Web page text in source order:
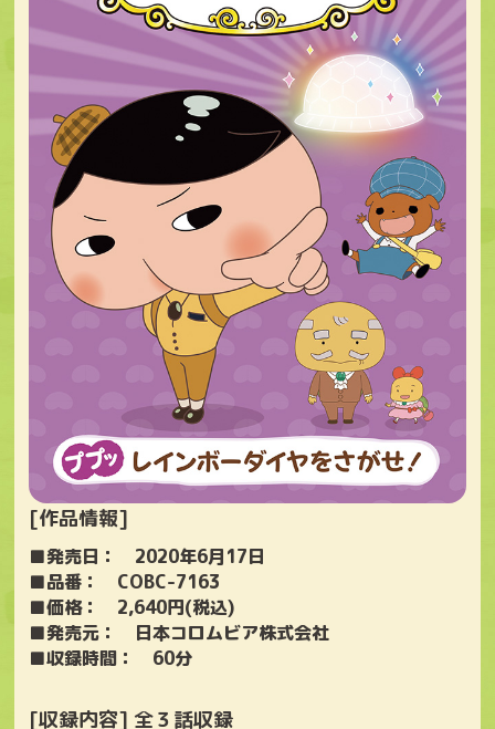
[作品情報]
■発売日： 2020年6月17日
■品番： COBC-7163
■価格： 2,640円(税込)
■発売元： 日本コロムビア株式会社
■収録時間： 60分
[収録内容] 全３話収録